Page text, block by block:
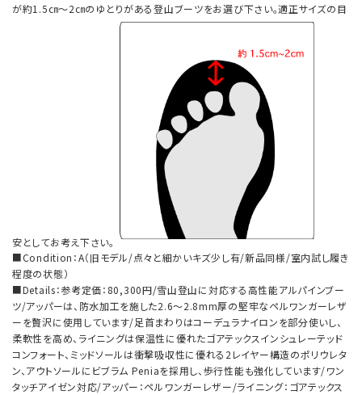
が約1.5㎝～2㎝のゆとりがある登山ブーツをお選び下さい。適正サイズの目
安としてお考え下さい。
■Condition：A（旧モデル/点々と細かいキズ少し有/新品同様/室内試し履き
程度の状態）
■Details：参考定価：80,300円/雪山登山に対応する高性能アルパインブー
ツ/アッパーは、防水加工を施した2.6〜2.8mm厚の堅牢なペルワンガーレザ
ーを贅沢に使用しています/足首まわりはコーデュラナイロンを部分使いし、
柔軟性を高め、ライニングは保温性に優れたゴアテックスインシュレーテッド
コンフォート、ミッドソールは衝撃吸収性に優れる2レイヤー構造のポリウレタ
ン、アウトソールにビブラム Peniaを採用し、歩行性能も強化しています/ワン
タッチアイゼン対応/アッパー：ペルワンガーレザー/ライニング：ゴアテックス